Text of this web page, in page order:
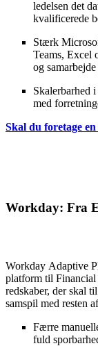
ledelsen det
kvalificerede
Stærk
Teams, Excel
og
Skalerbarhed
med
Skal du foretage
Workday: Fra
Workday Adaptive
platform til
redskaber, der skal
samspil med resten
Færre
fuld